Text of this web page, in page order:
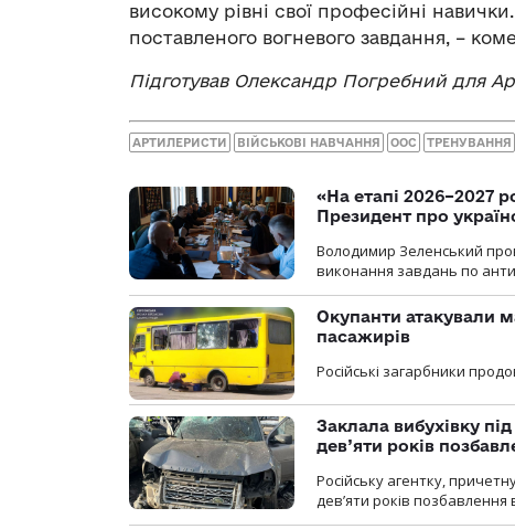
високому рівні свої професійні
поставленого вогневого завдання, –
Підготував Олександр Погребний для
АРТИЛЕРИСТИ ВІЙСЬКОВІ НАВЧАННЯ ООС ТРЕНУВАННЯ
«На етапі 2026–2027
Президент про
Володимир Зеленський
виконання завдань по
Окупанти атакували
пасажирів
Російські загарбники
Заклала вибухівку
дев’яти років
Російську агентку,
дев’яти років позбавлення